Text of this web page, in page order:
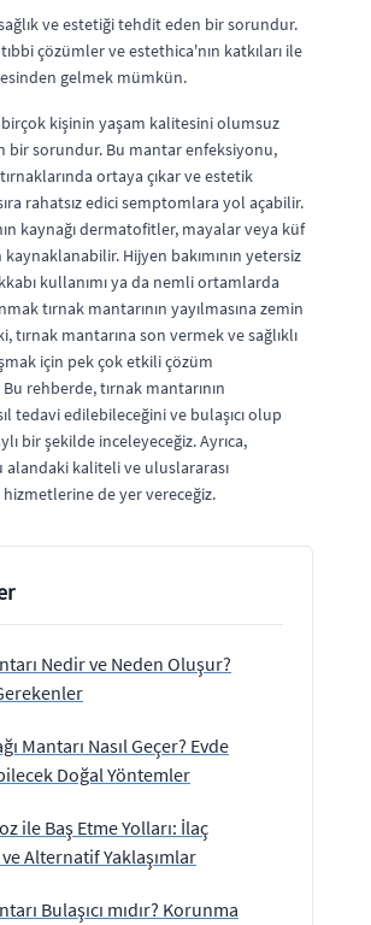
ve estetiği tehdit eden bir sorundur.
çözümler ve estethica'nın katkıları ile
gelmek mümkün.
birçok kişinin yaşam kalitesini olumsuz
bir sorundur. Bu mantar enfeksiyonu,
ortaya çıkar ve estetik
rahatsız edici semptomlara yol açabilir.
kaynağı dermatofitler, mayalar veya küf
Hijyen bakımının yetersiz
kullanımı ya da nemli ortamlarda
tırnak mantarının yayılmasına zemin
tırnak mantarına son vermek ve sağlıklı
için pek çok etkili çözüm
rehberde, tırnak mantarının
tedavi edilebileceğini ve bulaşıcı olup
bir şekilde inceleyeceğiz. Ayrıca,
alandaki kaliteli ve uluslararası
de yer vereceğiz.
Nedir ve Neden Oluşur?
Mantarı Nasıl Geçer? Evde
Doğal Yöntemler
ile Baş Etme Yolları: İlaç
Alternatif Yaklaşımlar
Bulaşıcı mıdır? Korunma